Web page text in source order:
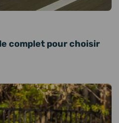
complet pour choisir